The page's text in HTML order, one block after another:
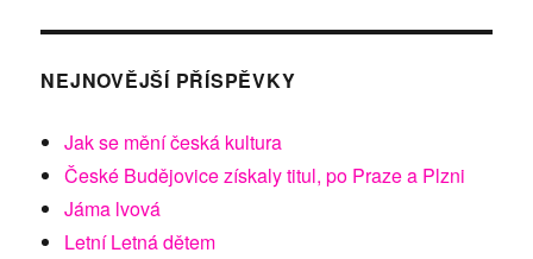
NEJNOVĚJŠÍ PŘÍSPĚVKY
Jak se mění česká kultura
České Budějovice získaly titul, po Praze a Plzni
Jáma lvová
Letní Letná dětem